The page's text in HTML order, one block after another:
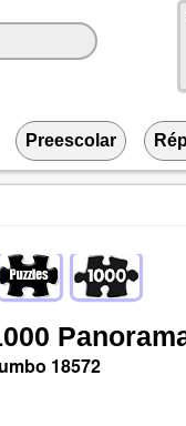
Preescolar
18572